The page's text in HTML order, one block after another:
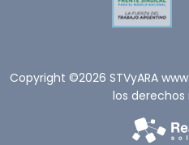
Copyright ©2026 STVyARA
los derechos